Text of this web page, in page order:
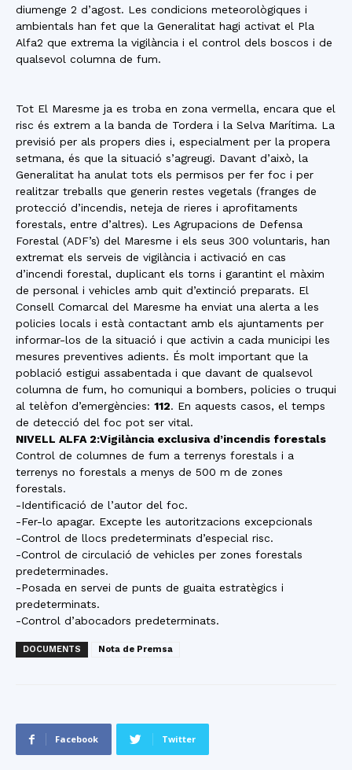
diumenge 2 d’agost. Les condicions meteorològiques i
ambientals han fet que la Generalitat hagi activat el Pla
Alfa2 que extrema la vigilància i el control dels boscos i de
qualsevol columna de fum.
Tot El Maresme ja es troba en zona vermella, encara que el
risc és extrem a la banda de Tordera i la Selva Marítima. La
previsió per als propers dies i, especialment per la propera
setmana, és que la situació s’agreugi. Davant d’això, la
Generalitat ha anulat tots els permisos per fer foc i per
realitzar treballs que generin restes vegetals (franges de
protecció d’incendis, neteja de rieres i aprofitaments
forestals, entre d’altres). Les Agrupacions de Defensa
Forestal (ADF’s) del Maresme i els seus 300 voluntaris, han
extremat els serveis de vigilància i activació en cas
d’incendi forestal, duplicant els torns i garantint el màxim
de personal i vehicles amb quit d’extinció preparats. El
Consell Comarcal del Maresme ha enviat una alerta a les
policies locals i està contactant amb els ajuntaments per
informar-los de la situació i que activin a cada municipi les
mesures preventives adients. És molt important que la
població estigui assabentada i que davant de qualsevol
columna de fum, ho comuniqui a bombers, policies o truqui
al telèfon d’emergències: 112. En aquests casos, el temps
de detecció del foc pot ser vital.
NIVELL ALFA 2:Vigilància exclusiva d’incendis forestals
Control de columnes de fum a terrenys forestals i a
terrenys no forestals a menys de 500 m de zones
forestals.
-Identificació de l’autor del foc.
-Fer-lo apagar. Excepte les autoritzacions excepcionals
-Control de llocs predeterminats d’especial risc.
-Control de circulació de vehicles per zones forestals
predeterminades.
-Posada en servei de punts de guaita estratègics i
predeterminats.
-Control d’abocadors predeterminats.
DOCUMENTS Nota de Premsa
Facebook Twitter